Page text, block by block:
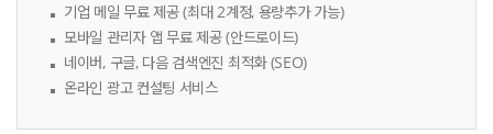
기업 메일 무료 제공 (최대 2계정, 용량추가 가능)
모바일 관리자 앱 무료 제공 (안드로이드)
네이버, 구글, 다음 검색엔진 최적화 (SEO)
온라인 광고 컨설팅 서비스